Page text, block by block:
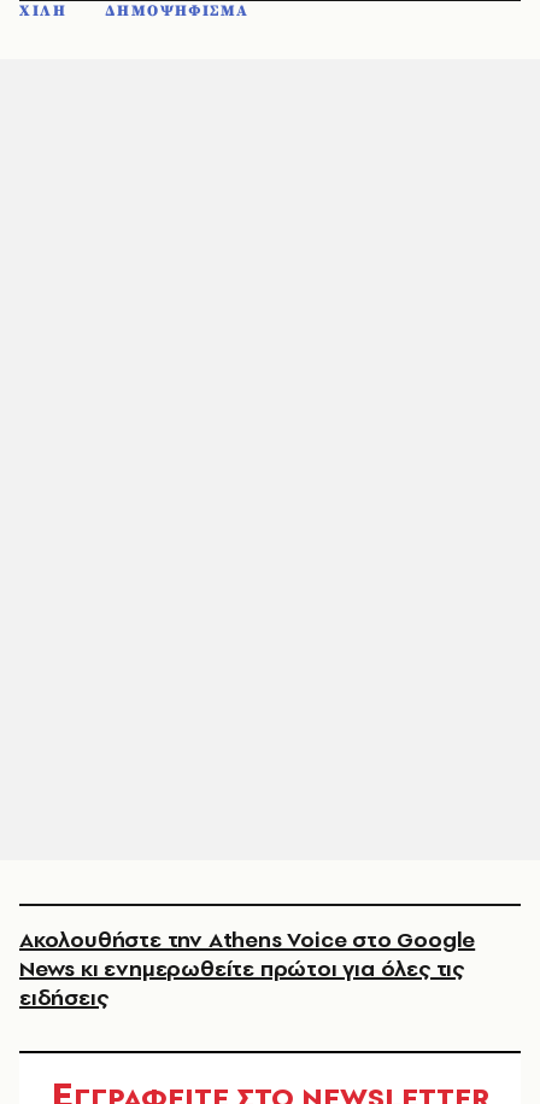
ΧΙΛΗ ΔΗΜΟΨΗΦΙΣΜΑ
Ακολουθήστε την Athens Voice στο Google
News κι ενημερωθείτε πρώτοι για όλες τις
ειδήσεις